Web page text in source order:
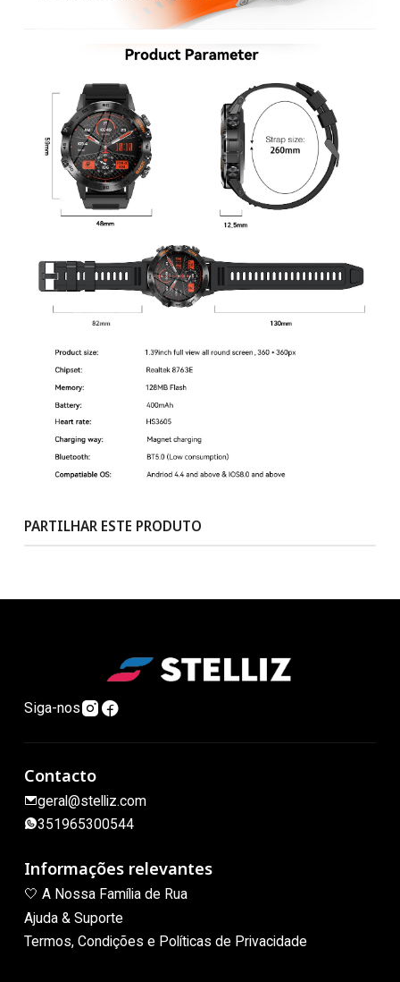
PARTILHAR ESTE PRODUTO
Siga-nos
Contacto
geral@stelliz.com
351965300544
Informações relevantes
🤍 A Nossa Família de Rua
Ajuda & Suporte
Termos, Condições e Políticas de Privacidade